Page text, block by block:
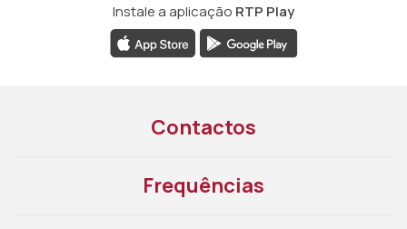
Instale a aplicação RTP Play
Contactos
Frequências